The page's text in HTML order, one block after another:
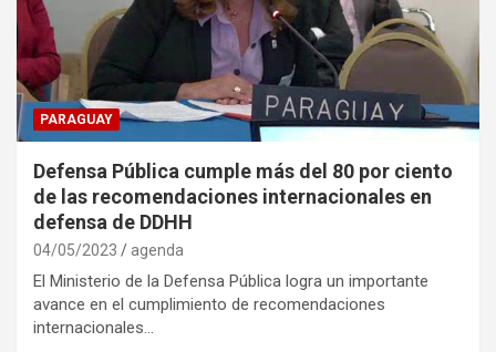
PARAGUAY
Defensa Pública cumple más del 80 por ciento
de las recomendaciones internacionales en
defensa de DDHH
04/05/2023 agenda
El Ministerio de la Defensa Pública logra un importante
avance en el cumplimiento de recomendaciones
internacionales…